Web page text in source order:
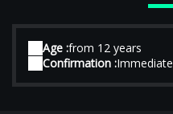
Age :from 12 years
Confirmation :Immediate